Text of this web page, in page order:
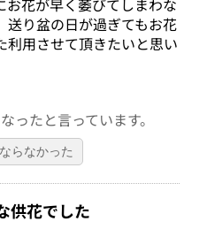
送り盆の日が過ぎてもお花
利用させて頂きたいと思い
ったと言っています。
らなかった
供花でした